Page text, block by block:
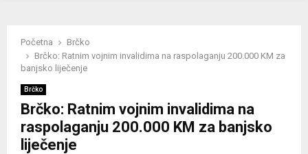
Početna
Brčko
Brčko: Ratnim vojnim invalidima na raspolaganju 200.000 KM za
banjsko liječenje
Brčko
Brčko: Ratnim vojnim invalidima na
raspolaganju 200.000 KM za banjsko
liječenje